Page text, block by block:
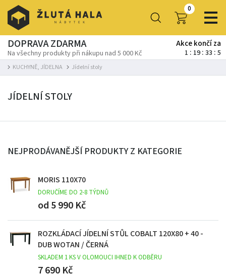
0
DOPRAVA ZDARMA
Na všechny produkty při nákupu nad 5 000 Kč
Akce končí za
1 19 33 4
KUCHYNĚ, JÍDELNA Jídelní stoly
JÍDELNÍ STOLY
NEJPRODÁVANĚJŠÍ PRODUKTY Z KATEGORIE
MORIS 110X70
DORUČÍME DO 2-8 TÝDNŮ
od 5 990 Kč
ROZKLÁDACÍ JÍDELNÍ STŮL COBALT 120X80 + 40 -
DUB WOTAN / ČERNÁ
SKLADEM 1 KS V OLOMOUCI IHNED K ODBĚRU
7 690 Kč